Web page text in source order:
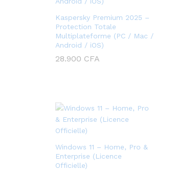
Kaspersky Premium 2025 –
Protection Totale
Multiplateforme (PC / Mac /
Android / iOS)
28.900 CFA
Windows 11 – Home, Pro &
Enterprise (Licence
Officielle)